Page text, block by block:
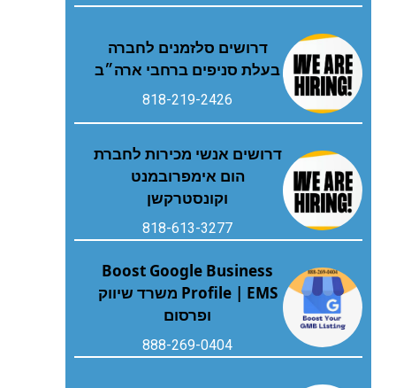
דרושים סלזמנים לחברה
בעלת סניפים ברחבי ארה״ב
818-219-2426
דרושים אנשי מכירות לחברת
הום אימפרובמנט
וקונסטרקשן
818-613-3277
Boost Google Business
Profile | EMS משרד שיווק
ופרסום
888-269-0404